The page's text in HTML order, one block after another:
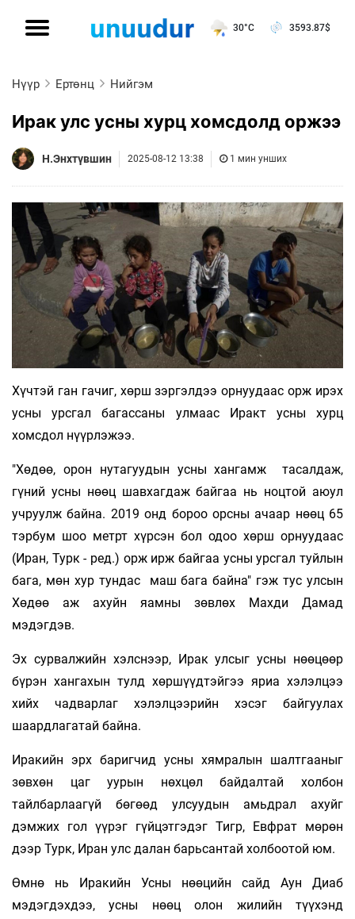
30°C 3593.87$
Нүүр Ертөнц Нийгэм
Ирак улс усны хурц хомсдолд оржээ
Н.Энхтүвшин 2025-08-12 13:38 1 мин унших
Хүчтэй ган гачиг, хөрш зэргэлдээ орнуудаас орж ирэх
усны урсгал багассаны улмаас Иракт усны хурц
хомсдол нүүрлэжээ.
"Хөдөө, орон нутагуудын усны хангамж тасалдаж,
гүний усны нөөц шавхагдаж байгаа нь ноцтой аюул
учруулж байна. 2019 онд бороо орсны ачаар нөөц 65
тэрбум шоо метрт хүрсэн бол одоо хөрш орнуудаас
(Иран, Турк - ред.) орж ирж байгаа усны урсгал туйлын
бага, мөн хур тундас маш бага байна" гэж тус улсын
Хөдөө аж ахуйн яамны зөвлөх Махди Дамад
мэдэгдэв.
Эх сурвалжийн хэлснээр, Ирак улсыг усны нөөцөөр
бүрэн хангахын тулд хөршүүдтэйгээ яриа хэлэлцээ
хийх чадварлаг хэлэлцээрийн хэсэг байгуулах
шаардлагатай байна.
Иракийн эрх баригчид усны хямралын шалтгааныг
зөвхөн цаг уурын нөхцөл байдалтай холбон
тайлбарлаагүй бөгөөд улсуудын амьдрал ахуйг
дэмжих гол үүрэг гүйцэтгэдэг Тигр, Евфрат мөрөн
дээр Турк, Иран улс далан барьсантай холбоотой юм.
Өмнө нь Иракийн Усны нөөцийн сайд Аун Диаб
мэдэгдэхдээ, усны нөөц олон жилийн түүхэнд